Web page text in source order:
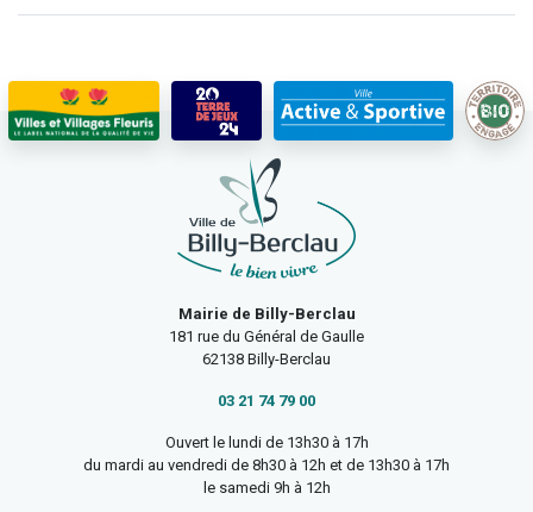
Mairie de Billy-Berclau
181 rue du Général de Gaulle
62138 Billy-Berclau
03 21 74 79 00
Ouvert le lundi de 13h30 à 17h
du mardi au vendredi de 8h30 à 12h et de 13h30 à 17h
le samedi 9h à 12h